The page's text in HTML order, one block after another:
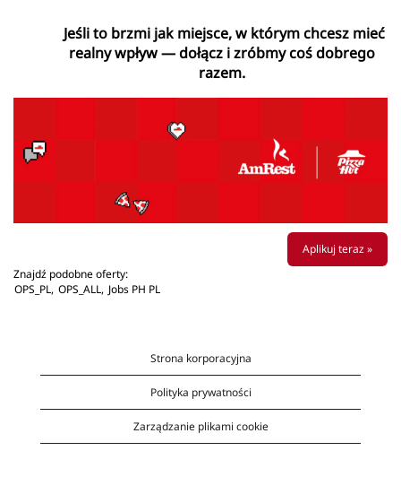
Jeśli to brzmi jak miejsce, w którym chcesz mieć
realny wpływ — dołącz i zróbmy coś dobrego
razem.
Aplikuj teraz »
Znajdź podobne oferty:
OPS_PL, OPS_ALL, Jobs PH PL
Strona korporacyjna
Polityka prywatności
Zarządzanie plikami cookie